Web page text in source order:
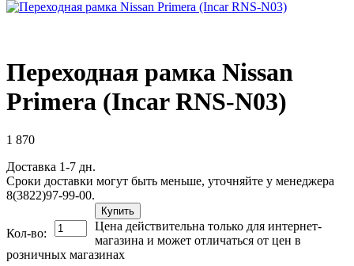
Переходная рамка Nissan
Primera (Incar RNS-N03)
1 870
Доставка 1-7 дн.
Сроки доставки могут быть меньше, уточняйте у менеджера
8(3822)97-99-00.
Кол-во:
Купить
Цена действительна только для интернет-
магазина и может отличаться от цен в
розничных магазинах